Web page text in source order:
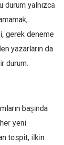
durum yalnızca
gerek deneme
yazarların da
durum.
başında
yeni
tespit, ilkin